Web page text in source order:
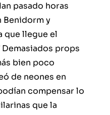
pasado horas
Benidorm y
que llegue el
Demasiados props
bien poco
de neones en
compensar lo
que la